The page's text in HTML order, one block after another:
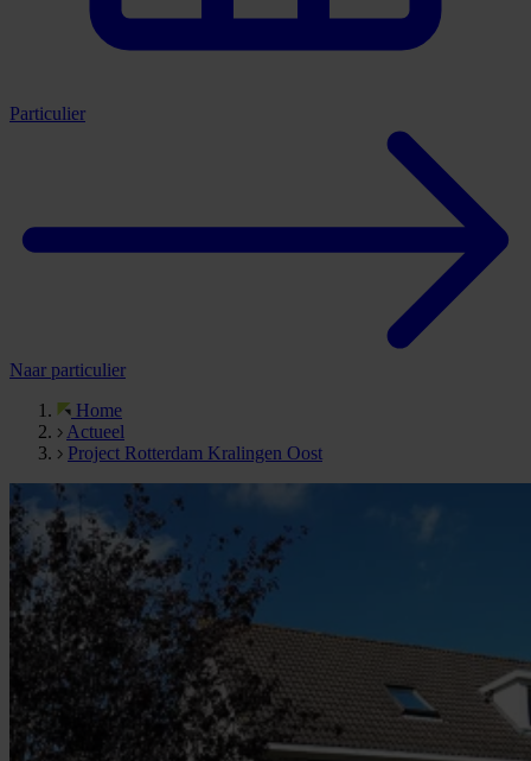
Particulier
Naar particulier
Home
Actueel
Project Rotterdam Kralingen Oost